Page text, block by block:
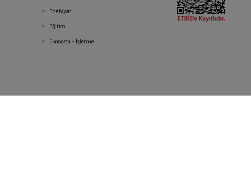
Edebiyat
Eğitim
Ekonomi - İşletme